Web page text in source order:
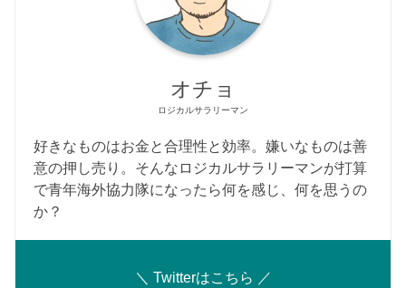
オチョ
ロジカルサラリーマン
好きなものはお金と合理性と効率。嫌いなものは善
意の押し売り。そんなロジカルサラリーマンが打算
で青年海外協力隊になったら何を感じ、何を思うの
か？
＼ Twitterはこちら ／